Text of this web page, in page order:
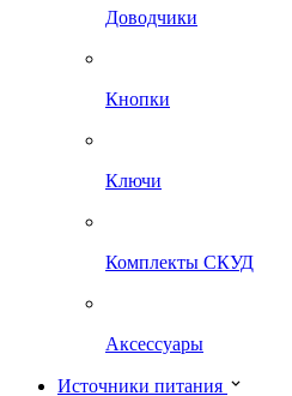
Доводчики
Кнопки
Ключи
Комплекты СКУД
Аксессуары
Источники питания